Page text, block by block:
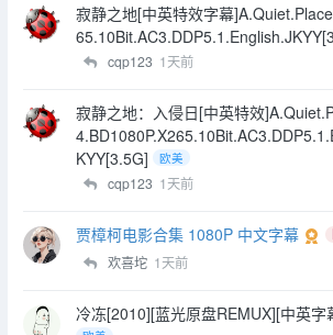
寂静之地[中英特效字幕
cqp123 1天前
寂静之地：入侵日[中英特效
KYY[3.5G]
欧美
cqp123 1天前
贾樟柯电影合集 1080P 中文字幕
欢喜坨 1天前
冷冻[2010][蓝光原盘REMUX][中英字